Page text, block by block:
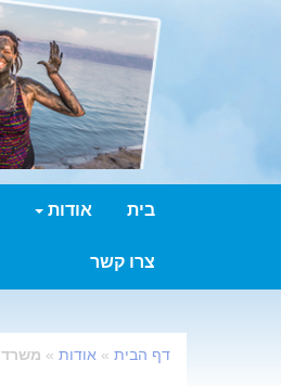
בית אודות
צרו קשר
דף הבית » אודות » משרד